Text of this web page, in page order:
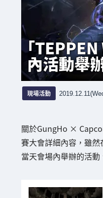
「
內活動舉
現場活動
關於GungHo ×
賽大會詳細內容，雖然
當天會場內舉辦的活